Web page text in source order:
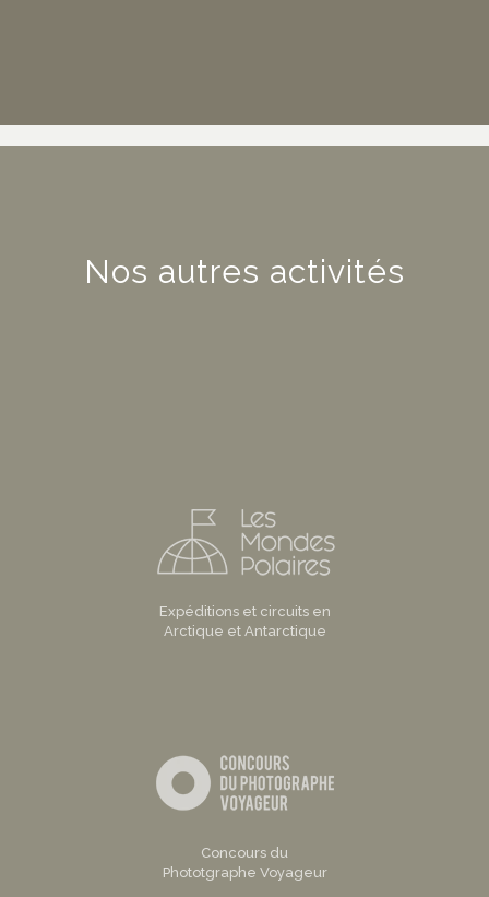
Nos autres activités
Expéditions et circuits en
Arctique et Antarctique
Concours du
Phototgraphe Voyageur